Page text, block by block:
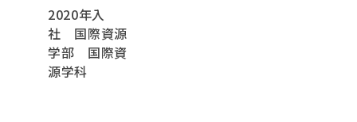
2020年入
社 国際資源
学部 国際資
源学科